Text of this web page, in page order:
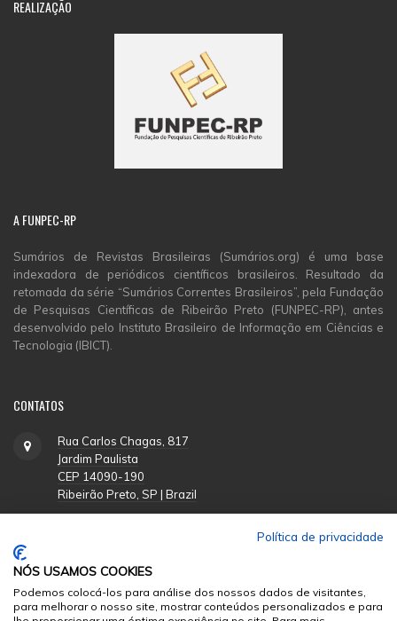
REALIZAÇÃO
AFUNPEC-RP
Sumários de Revistas Brasileiras (Sumários.org) é uma base
indexadora de periódicos científicos brasileiros. Resultado da
retomada da série “Sumários Correntes Brasileiros”, pela Fundação
de Pesquisas Científicas de Ribeirão Preto (FUNPEC-RP), antes
desenvolvido pelo Instituto Brasileiro de Informação em Ciências e
Tecnologia (IBICT).
CONTATOS
Rua Carlos Chagas, 817
Jardim Paulista
CEP 14090-190
Ribeirão Preto, SP | Brazil
Política de privacidade
NÓS USAMOS COOKIES
Podemos colocá-los para análise dos nossos dados de visitantes,
para melhorar o nosso site, mostrar conteúdos personalizados e para